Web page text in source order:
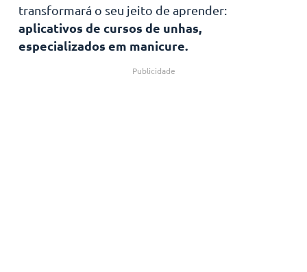
transformará o seu jeito de aprender:
aplicativos de cursos de unhas,
especializados em manicure.
Publicidade